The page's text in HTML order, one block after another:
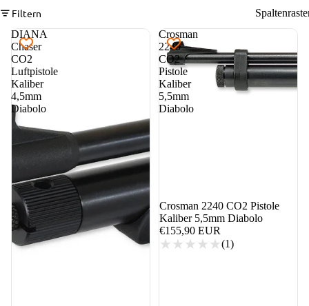
Filtern
DIANA
Chaser
CO2
Luftpistole
Kaliber
4,5mm
Diabolo
Crosman
2240
CO2
Pistole
Kaliber
5,5mm
Diabolo
Crosman 2240 CO2 Pistole
Kaliber 5,5mm Diabolo
€155,90 EUR
(1)